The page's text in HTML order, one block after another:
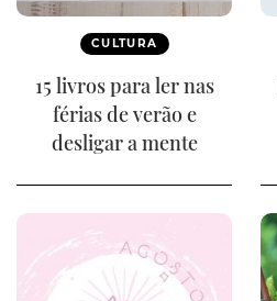
CULTURA
15 livros para ler nas
férias de verão e
desligar a mente